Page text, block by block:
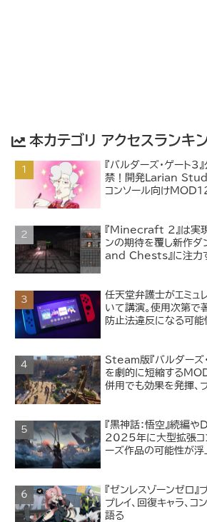
本カテゴリ アクセスランキ
『バルダーズ・ゲート
禁！開発Larian
コンソール向け
『Minecraft 2』は実
ンの期待を覆し新作
and Chests』に注力
任天堂弁護士がエミュ
いて講演。使用次第で
防止法違反になる可
Steam版『バルダーズ
を劇的に短縮する
併用でも効果を発揮、
『黒神話：悟空』続編
2025年に大型拡張コ
ーズ作品の可能性が浮
『ゼンレスゾーンゼロ
プレイ、回復キャラ、
語る